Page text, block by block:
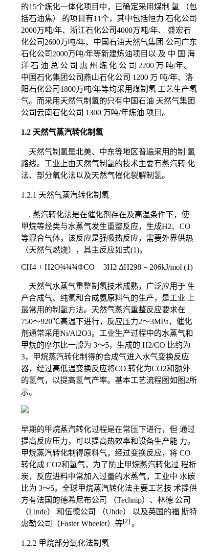
的15个炼化一体化项目中，已确定采用煤制 氢 （包
括石油焦） 的项目有11个，其中包括恒力 石化公司
2000万吨/年、浙江石化公司4000万吨/年、 盛宏石
化公司2600万吨/年、中国石油天然气集团 公司广东
石化公司2000万吨/年等新建炼油项目以 及 中 国 海
洋 石 油 总 公 司 惠 州 炼 化 公 司 2200 万 吨/年、
中国石化集团公司燕山石化公司 1200 万 吨/年、洛
阳石化公司1800万吨/年等均采用煤制氢 工艺生产氢
气。而采用天然气制氢的只有中国石油 天然气集团
公司云南石化公司 1300 万吨/年炼油 项目。
1.2 天然气蒸汽转化制氢
天然气制氢是北美、中东等地区普遍采用的制 氢
路线。工业上由天然气制氢的技术主要有蒸汽转 化
法、部分氧化法以及天然气催化裂解制氢。
1.2.1 天然气蒸汽转化制氢
. 蒸汽转化法是在催化剂存在及高温条件下，使
甲烷等烃类与水蒸气发生重整反应，生成H2、CO
等混合气体，该反应是强吸热反应，需要外界供热
（天然气燃烧），其主反应如式(1)。
CH4 + H2O¾¾¾®CO + 3H2 ΔH298 = 206kJ/mol (1)
天然气水蒸气重整制氢技术成熟，广泛应用于 生
产合成气、纯氢和合成氨原料气的生产，是工业 上
最常用的制氢方法。天然气蒸汽重整反应要求在
750～920℃高温下进行，反应压力2～3MPa，催化
剂通常采用Ni/Al2O3。工业生产过程中的水蒸气和
甲烷的摩尔比一般为 3～5，生成的 H2/CO 比约为
3，甲烷蒸汽转化制得的合成气进入水气变换反应
器，经过高低温变换反应将CO 转化为CO2和额外
的氢气，以提高氢气产率。基本工艺流程图如图2所
示。
早期的甲烷蒸汽转化过程是在常压下进行，但 通过
提高反应压力，可以提高热效率和设备生产能 力。
甲烷蒸汽转化制得原料气，经过变换反应，将 CO
转化成 CO2和氢气，为了防止甲烷蒸汽转化过 程析
炭，反应进料中常加入过量的水蒸气，工业中 水碳
比为 3～5。全球甲烷蒸汽转化法主要工艺技 术提供
方有法国的德希尼布公司 （Technip）、林德 公司
（Linde） 和伍德公司 （Uhde） 以及英国的福 斯特
惠勒公司（Foster Wheeler）等[2] 。
1.2.2 甲烷部分氧化法制氢